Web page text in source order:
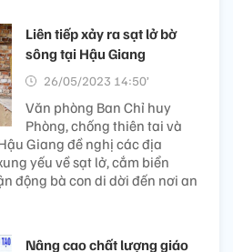
Liên tiếp xảy ra sạt lở bờ
sông tại Hậu Giang
26/05/2023 14:50’
Văn phòng Ban Chỉ huy
Phòng, chống thiên tai và
Giang đề nghị các địa
yếu về sạt lở, cắm biển
động bà con di dời đến nơi an
Nâng cao chất lượng giáo